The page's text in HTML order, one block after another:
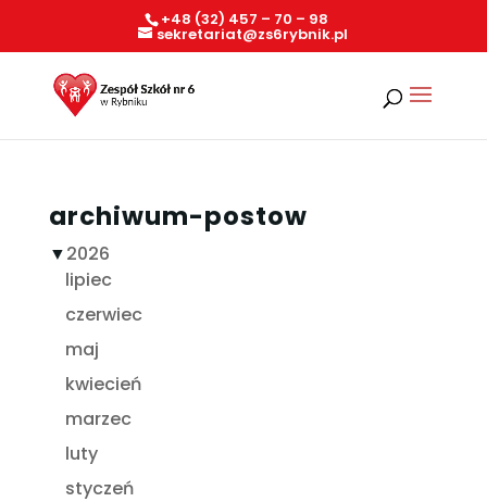
+48 (32) 457 – 70 – 98
sekretariat@zs6rybnik.pl
archiwum-postow
▼2026
lipiec
czerwiec
maj
kwiecień
marzec
luty
styczeń